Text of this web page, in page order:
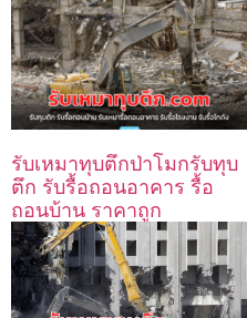
รับเหมาทุบตึกป่าโมกรับทุบ
ตึก รับรื้อถอนอาคาร รื้อ
ถอนบ้าน ราคาถูก